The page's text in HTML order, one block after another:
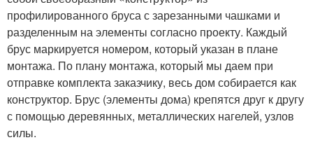
профилированного бруса с зарезанными чашками и
разделенным на элементы согласно проекту. Каждый
брус маркируется номером, который указан в плане
монтажа. По плану монтажа, который мы даем при
отправке комплекта заказчику, весь дом собирается как
конструктор. Брус (элементы дома) крепятся друг к другу
с помощью деревянных, металлических нагелей, узлов
силы.